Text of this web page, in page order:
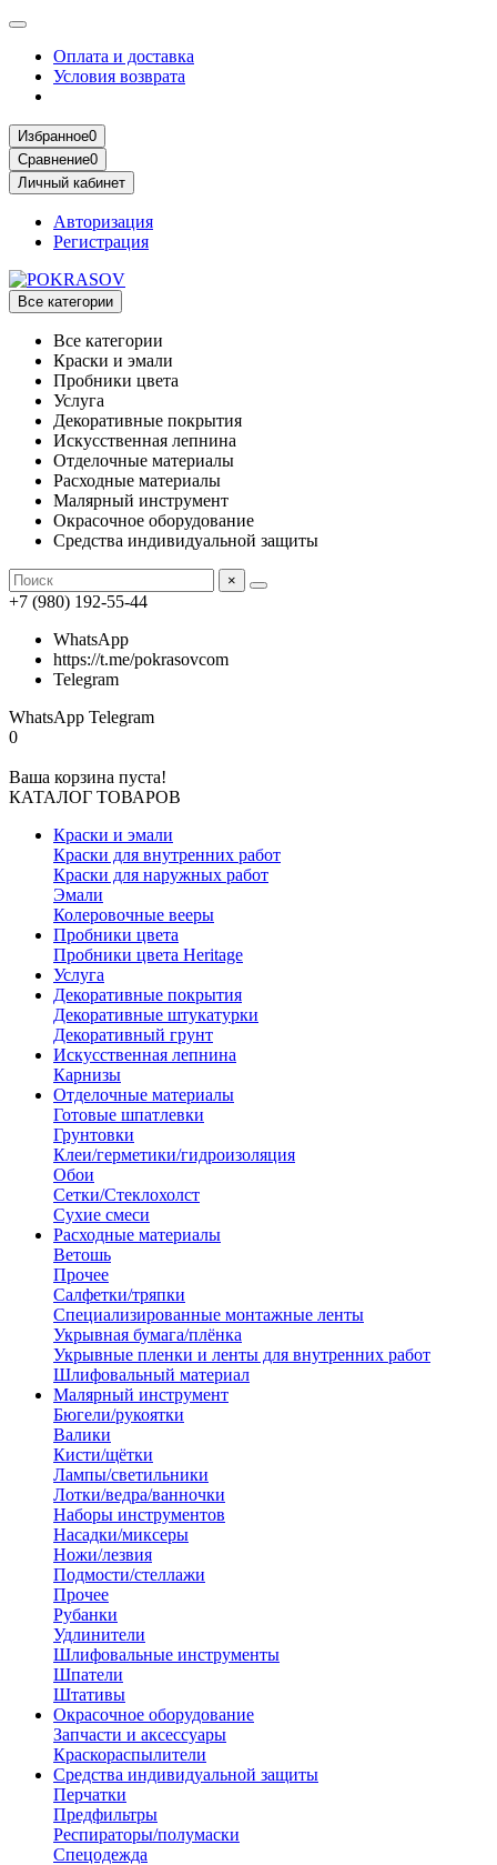
Оплата и доставка
Условия возврата
Избранное0
Сравнение0
Личный кабинет
Авторизация
Регистрация
Все категории
Все категории
Краски и эмали
Пробники цвета
Услуга
Декоративные покрытия
Искусственная лепнина
Отделочные материалы
Расходные материалы
Малярный инструмент
Окрасочное оборудование
Средства индивидуальной защиты
×
+7 (980) 192-55-44
WhatsApp
https://t.me/pokrasovcom
Telegram
WhatsApp Telegram
0
Ваша корзина пуста!
КАТАЛОГ ТОВАРОВ
Краски и эмали
Краски для внутренних работ
Краски для наружных работ
Эмали
Колеровочные вееры
Пробники цвета
Пробники цвета Heritage
Услуга
Декоративные покрытия
Декоративные штукатурки
Декоративный грунт
Искусственная лепнина
Карнизы
Отделочные материалы
Готовые шпатлевки
Грунтовки
Клеи/герметики/гидроизоляция
Обои
Сетки/Стеклохолст
Сухие смеси
Расходные материалы
Ветошь
Прочее
Салфетки/тряпки
Специализированные монтажные ленты
Укрывная бумага/плёнка
Укрывные пленки и ленты для внутренних работ
Шлифовальный материал
Малярный инструмент
Бюгели/рукоятки
Валики
Кисти/щётки
Лампы/светильники
Лотки/ведра/ванночки
Наборы инструментов
Насадки/миксеры
Ножи/лезвия
Подмости/стеллажи
Прочее
Рубанки
Удлинители
Шлифовальные инструменты
Шпатели
Штативы
Окрасочное оборудование
Запчасти и аксессуары
Краскораспылители
Средства индивидуальной защиты
Перчатки
Предфильтры
Респираторы/полумаски
Спецодежда